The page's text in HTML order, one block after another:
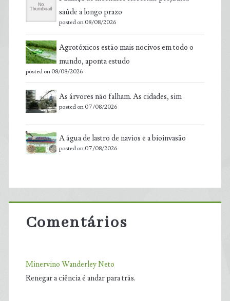
saúde a longo prazo
posted on 08/08/2026
Agrotóxicos estão mais nocivos em todo o
mundo, aponta estudo
posted on 08/08/2026
As árvores não falham. As cidades, sim
posted on 07/08/2026
A água de lastro de navios e a bioinvasão
posted on 07/08/2026
Comentários
Minervino Wanderley Neto
Renegar a ciência é andar para trás.